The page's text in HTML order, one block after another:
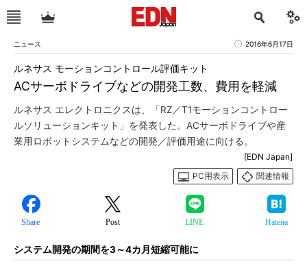
ニュース 2016年6月17日
ACサーボドライブなどの開発工数、費用を軽減
ルネサス モーションコントロール評価キット
ルネサス エレクトロニクスは、「RZ／T1モーションコントロー
ルソリューションキット」を発表した。ACサーボドライブや産
業用ロボットシステムなどの開発／評価用途に向ける。
[EDN Japan]
PC用表示
関連情報
Share Post LINE Hatena
システム開発の期間を3～4カ月短縮可能に